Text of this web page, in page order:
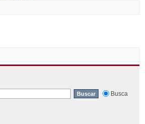
Busca